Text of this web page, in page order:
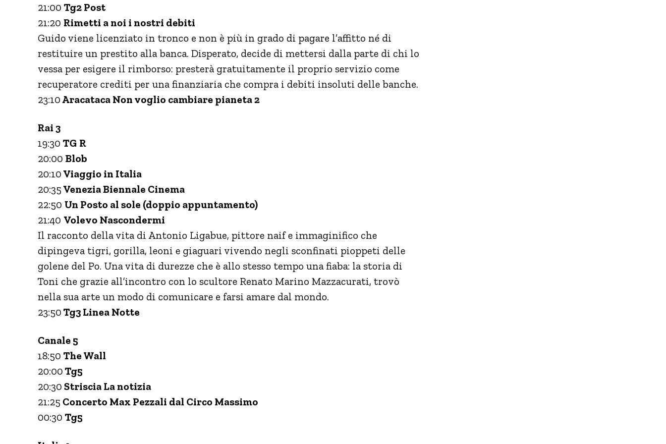
21:00 Tg2 Post
21:20 Rimetti a noi i nostri debiti
Guido viene licenziato in tronco e non è più in grado di pagare l’affitto né di
restituire un prestito alla banca. Disperato, decide di mettersi dalla parte di chi lo
vessa per esigere il rimborso: presterà gratuitamente il proprio servizio come
recuperatore crediti per una finanziaria che compra i debiti insoluti delle banche.
23:10 Aracataca Non voglio cambiare pianeta 2
Rai 3
19:30 TG R
20:00 Blob
20:10 Viaggio in Italia
20:35 Venezia Biennale Cinema
22:50 Un Posto al sole (doppio appuntamento)
21:40 Volevo Nascondermi
Il racconto della vita di Antonio Ligabue, pittore naif e immaginifico che
dipingeva tigri, gorilla, leoni e giaguari vivendo negli sconfinati pioppeti delle
golene del Po. Una vita di durezze che è allo stesso tempo una fiaba: la storia di
Toni che grazie all’incontro con lo scultore Renato Marino Mazzacurati, trovò
nella sua arte un modo di comunicare e farsi amare dal mondo.
23:50 Tg3 Linea Notte
Canale 5
18:50 The Wall
20:00 Tg5
20:30 Striscia La notizia
21:25 Concerto Max Pezzali dal Circo Massimo
00:30 Tg5